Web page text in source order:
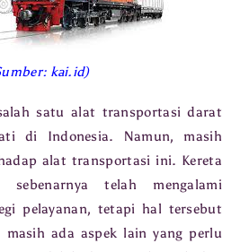
kai.id)
satu alat transportasi darat
di Indonesia. Namun, masih
alat transportasi ini. Kereta
telah mengalami
pelayanan, tetapi hal tersebut
ada aspek lain yang perlu